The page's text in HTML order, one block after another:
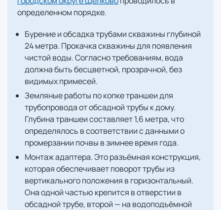
определенном порядке.
Бурение и обсадка трубами скважины глубиной
24 метра. Прокачка скважины для появления
чистой воды. Согласно требованиям, вода
должна быть бесцветной, прозрачной, без
видимых примесей.
Земляные работы по копке траншеи для
трубопровода от обсадной трубы к дому.
Глубина траншеи составляет 1,6 метра, что
определялось в соответствии с данными о
промерзании почвы в зимнее время года.
Монтаж адаптера. Это разъёмная конструкция,
которая обеспечивает поворот трубы из
вертикального положения в горизонтальный.
Она одной частью крепится в отверстии в
обсадной трубе, второй — на водоподъёмной